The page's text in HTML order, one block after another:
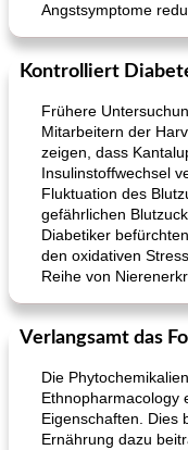
Angstsymptome
Kontrolliert
Frühere
Mitarbeitern der
zeigen, dass
Insulinstoffwechsel
Fluktuation des
gefährlichen
Diabetiker
den oxidativen
Reihe von
Verlangsamt das
Die
Ethnopharmacology
Eigenschaften. Dies
Ernährung dazu